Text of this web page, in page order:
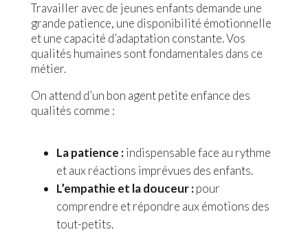
Travailler avec de jeunes enfants demande une
grande patience, une disponibilité émotionnelle
et une capacité d’adaptation constante. Vos
qualités humaines sont fondamentales dans ce
métier.
On attend d’un bon agent petite enfance des
qualités comme :
La patience :indispensable face au rythme
et aux réactions imprévues des enfants.
L’empathie et la douceur :pour
comprendre et répondre aux émotions des
tout-petits.